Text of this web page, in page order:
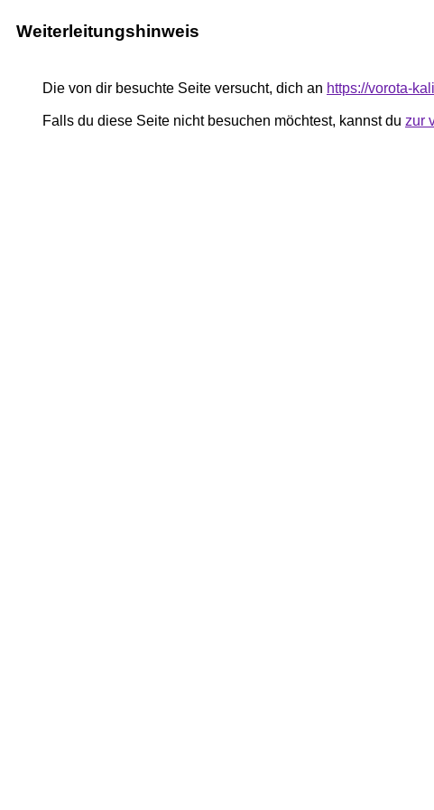
Weiterleitungshinweis
Die von dir besuchte Seite versucht, dich an https://vorota-
Falls du diese Seite nicht besuchen möchtest, kannst du zur